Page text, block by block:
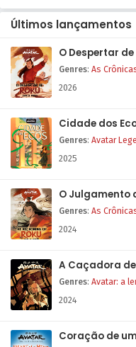
Últimos lançamentos
O Despertar de
Genres: As
2026
Cidade dos
Genres: Avatar
2025
O Julgamento
Genres: As
2024
A Caçadora
Genres: Avatar: a
2024
Coração de